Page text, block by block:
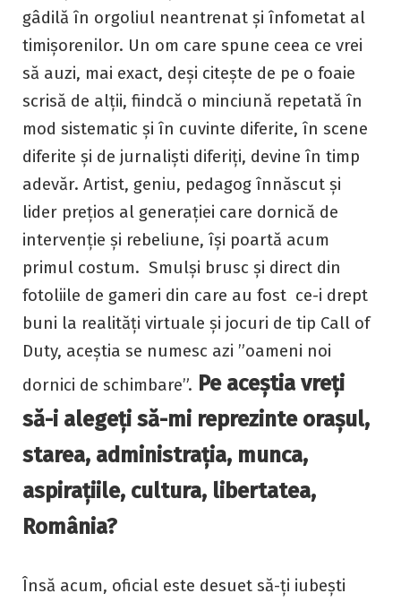
gâdilă în orgoliul neantrenat și înfometat al
timișorenilor. Un om care spune ceea ce vrei
să auzi, mai exact, deși citește de pe o foaie
scrisă de alții, fiindcă o minciună repetată în
mod sistematic și în cuvinte diferite, în scene
diferite și de jurnaliști diferiți, devine în timp
adevăr. Artist, geniu, pedagog înnăscut și
lider prețios al generației care dornică de
intervenție și rebeliune, își poartă acum
primul costum. Smulși brusc și direct din
fotoliile de gameri din care au fost ce-i drept
buni la realități virtuale și jocuri de tip Call of
Duty, aceștia se numesc azi ”oameni noi
dornici de schimbare”. Pe aceștia vreți
să-i alegeți să-mi reprezinte orașul,
starea, administrația, munca,
aspirațiile, cultura, libertatea,
România?
Însă acum, oficial este desuet să-ți iubești